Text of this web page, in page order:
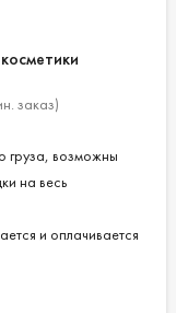
заказ)
груза, возможны
на весь
и оплачивается